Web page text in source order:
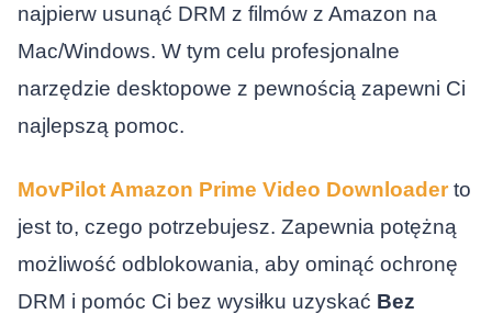
najpierw usunąć DRM z filmów z Amazon na
Mac/Windows. W tym celu profesjonalne
narzędzie desktopowe z pewnością zapewni Ci
najlepszą pomoc.
MovPilot Amazon Prime Video Downloaderto
jest to, czego potrzebujesz. Zapewnia potężną
możliwość odblokowania, aby ominąć ochronę
DRM i pomóc Ci bez wysiłku uzyskać Bez